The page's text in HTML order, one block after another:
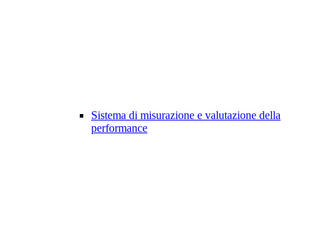
Sistema di misurazione e valutazione della
performance